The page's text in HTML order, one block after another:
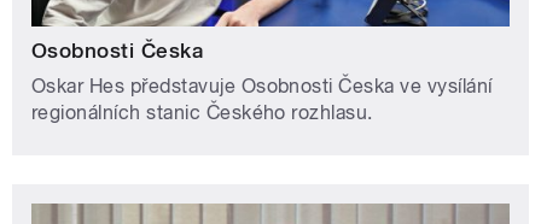
Osobnosti Česka
Oskar Hes představuje Osobnosti Česka ve vysílání
regionálních stanic Českého rozhlasu.